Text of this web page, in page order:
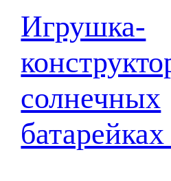
Игрушка-
солнечных